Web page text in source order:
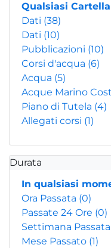
Qualsiasi Cartella
Dati (38)
Dati (10)
Pubblicazioni (10)
Corsi d'acqua (6)
Acqua (5)
Acque Marino
Piano di Tutela (4)
Allegati corsi (1)
Durata
In qualsiasi
Ora Passata (0)
Passate 24 Ore (0)
Settimana Passata
Mese Passato (1)